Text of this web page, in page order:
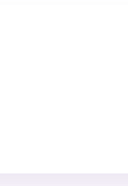
சேவை! வாட்ஸப் எண்: